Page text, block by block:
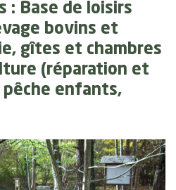
: Base de loisirs
bovins et
gîtes et chambres
(réparation et
enfants,